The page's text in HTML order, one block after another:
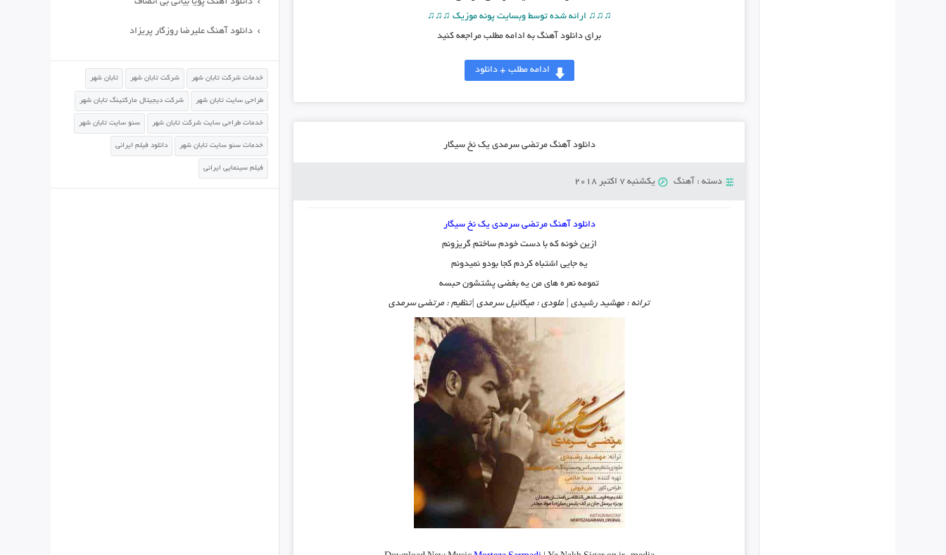
♫♫♫ ارائه شده توسط وبسایت پونه موزیک ♫♫♫
برای دانلود آهنگ به ادامه مطلب مراجعه کنید
ادامه مطلب + دانلود
دانلود آهنگ مرتضی سرمدی یک نخ سیگار
دسته : آهنگ یکشنبه 7 اکتبر 2018
دانلود آهنگ مرتضی سرمدی یک نخ سیگار
ازین خونه که با دست خودم ساختم گریزونم
یه جایی اشتباه کردم کجا بودو نمیدونم
تمومه نعره های من یه بغضی پشتشون حبسه
ترانه : مهشید رشیدی | ملودی : میکائیل سرمدی |تنظیم : مرتضی سرمدی
دانلود آهنگ پویا بیاتی بی انصاف
دانلود آهنگ علیرضا روزگار پریزاد
خدمات شرکت تابان شهر شرکت تابان شهر تابان شهر
طراحی سایت تابان شهر شرکت دیجیتال مارکتینگ تابان شهر
خدمات طراحی سایت شرکت تابان شهر سئو سایت تابان شهر
خدمات سئو سایت تابان شهر دانلود فیلم ایرانی
فیلم سینمایی ایرانی